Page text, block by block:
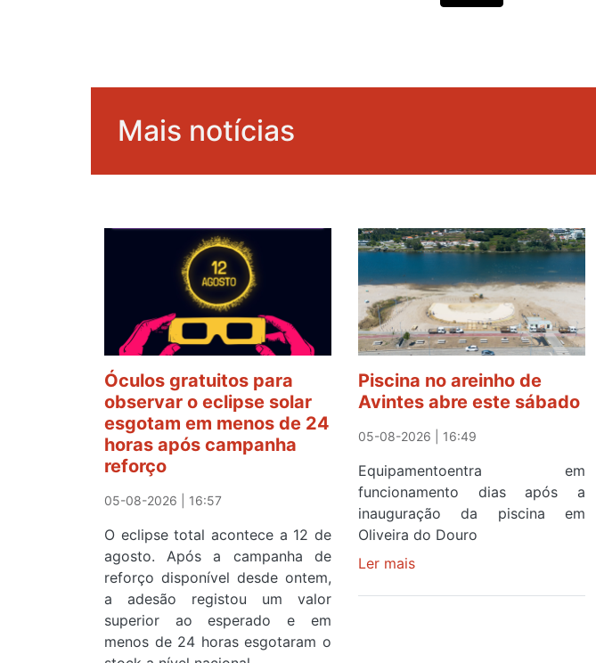
Mais notícias
Óculos gratuitos para
observar o eclipse solar
esgotam em menos de 24
horas após campanha
reforço
05-08-2026 | 16:57
O eclipse total acontece a 12 de
agosto. Após a campanha de
reforço disponível desde ontem,
a adesão registou um valor
superior ao esperado e em
menos de 24 horas esgotaram o
Piscina no areinho de
Avintes abre este sábado
05-08-2026 | 16:49
Equipamentoentra em
funcionamento dias após a
inauguração da piscina em
Oliveira do Douro
Ler maissobre